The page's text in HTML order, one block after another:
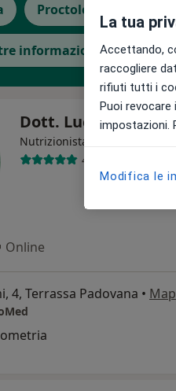
Proctologo
informazioni
Dott. Luca Agostini
Nutrizionista, Biologo
437 recensioni
Online
4, Terrassa Padovana •
La tua
Accettando,
raccogliere
rifiuti tutti i
Puoi
impostazioni.
Modifica le